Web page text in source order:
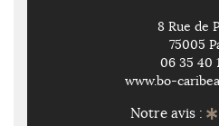
8 Rue de
75005
06 35 40
www.bo-
Notre avis :